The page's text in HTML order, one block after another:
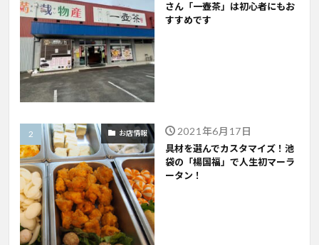
さん「一壺茶」は初心者にもお
すすめです
お店情報 2021年6月17日
具材を選んでカスタマイズ！池
袋の「楊国福」で人生初マーラ
ータン！